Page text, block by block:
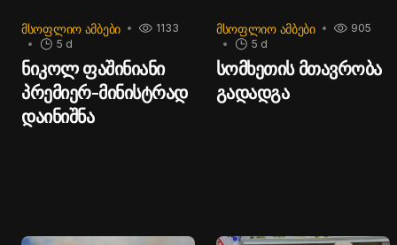
და ფინანსური
მომსახურების გაწევა.
ᲛᲡᲝᲤᲚᲘᲝ ᲐᲛᲑᲔᲑᲘ
5 d
1133
ნიკოლ ფაშინიანი
პრემიერ-მინისტრად
დაინიშნა
ᲛᲡᲝᲤᲚᲘᲝ ᲐᲛᲑᲔᲑᲘ
5 d
905
სომხეთის მთავრობა
გადადგა